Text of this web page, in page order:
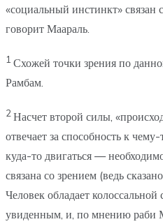
«социальный инстинкт» связан
говорит Маараль.
1 Схожей точки зрения по
Рамбам.
2 Насчет второй силы,
отвечает за способность к
куда-то двигаться —
связана со зрением (ведь
Человек обладает колоссальной
увиденным, и, по мнению раби